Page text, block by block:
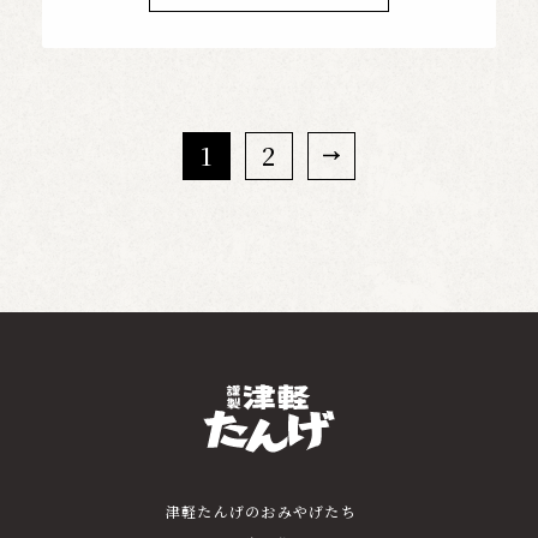
1 2
津軽たんげのおみやげたち